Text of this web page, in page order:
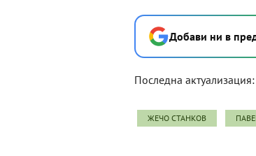
Добави ни в
Последна актуализация:
ЖЕЧО СТАНКОВ